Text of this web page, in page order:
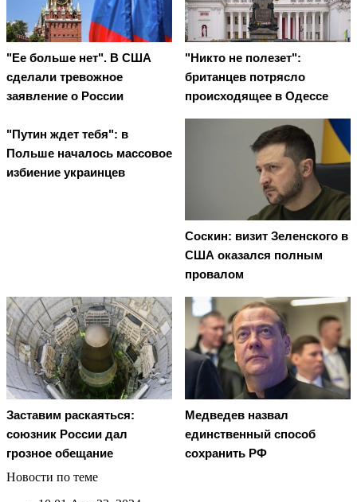
"Ее больше нет". В США
сделали тревожное
заявление о России
"Никто не полезет":
британцев потрясло
происходящее в Одессе
"Путин ждет тебя": в
Польше началось массовое
избиение украинцев
Соскин: визит Зеленского в
США оказался полным
провалом
Заставим раскаяться:
союзник России дал
грозное обещание
Медведев назвал
единственный способ
сохранить РФ
Новости по теме